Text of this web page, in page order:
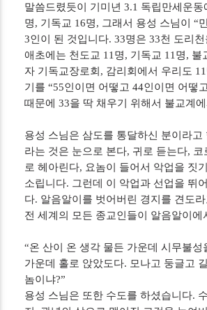
말씀드렸듯이 기미년 3.1 독립만세운
명, 기독교 16명, 그래서 용성 스님이 “
3인이 된 것입니다. 33명은 33천 도리
애초에는 천도교 11명, 기독교 11명,
자 기독교장로회, 감리회에서 우리도
기를 “55인이면 어떻고 44인이면 어떻
때문에 33을 딱 채우기 위해서 불교계
용성 스님은 삼도를 통달하신 분이라
라는 것은 눈으로 본다, 귀로 듣는다,
로 헤아린다, 요놈이 들어서 악업을 짓
소립니다. 그런데 이 악업과 선업을 뛰
다. 알음알이를 벗어버린 경지를 견도
전 세계의 모든 종교인들이 알음알이
“온 산이 온 생각 물든 가운데 시무불
가운데 홀로 앉았도다. 모나고 둥글고
놈이냐?”
용성 스님은 또한 수도를 하셨습니다.